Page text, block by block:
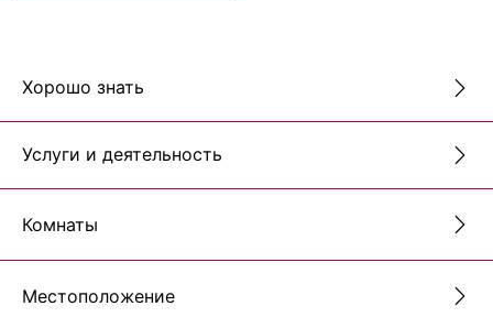
Хорошо знать
Услуги и деятельность
Комнаты
Местоположение